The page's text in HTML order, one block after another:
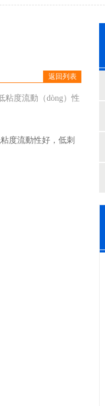
返回列表
粘度流動（dòng）性
度流動性好，低刺